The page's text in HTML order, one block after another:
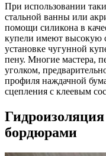
При использовании
стальной ванны или
помощи силикона в
купели имеют высокую
установке чугунной
пену. Многие мастера,
уголком,
профиля наждачной
сцепления с клеевым
бордюрами